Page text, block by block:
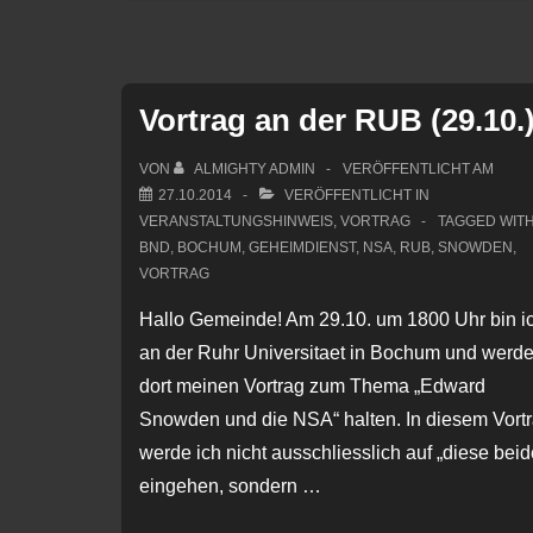
Vortrag an der RUB (29.10.)
VON ALMIGHTY ADMIN
VERÖFFENTLICHT AM
27.10.2014
VERÖFFENTLICHT IN
VERANSTALTUNGSHINWEIS, VORTRAG
TAGGED WITH
BND, BOCHUM , GEHEIMDIENST, NSA, RUB, SNOWDEN ,
VORTRAG
Hallo Gemeinde! Am 29.10. um 1800 Uhr bin
an der Ruhr Universitaet in Bochum und werde
dort meinen Vortrag zum Thema „Edward
Snowden und die NSA“ halten. In diesem
werde ich nicht ausschliesslich auf „diese
eingehen, sondern …